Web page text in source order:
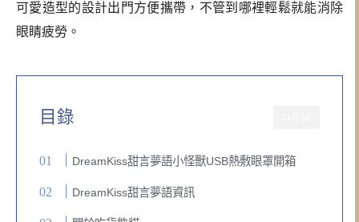
可愛造型的設計出門方便攜帶，不管到哪裡輕鬆就能消除
眼睛疲勞。
目錄
DreamKiss甜言夢語小怪獸USB熱敷眼罩開箱
DreamKiss甜言夢語資訊